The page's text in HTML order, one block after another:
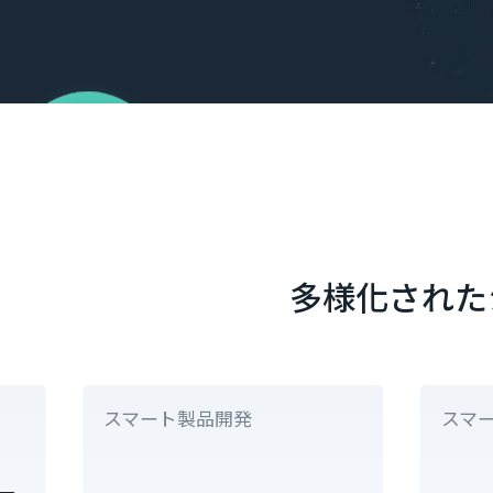
多様化され
スマート製品開発 スマ